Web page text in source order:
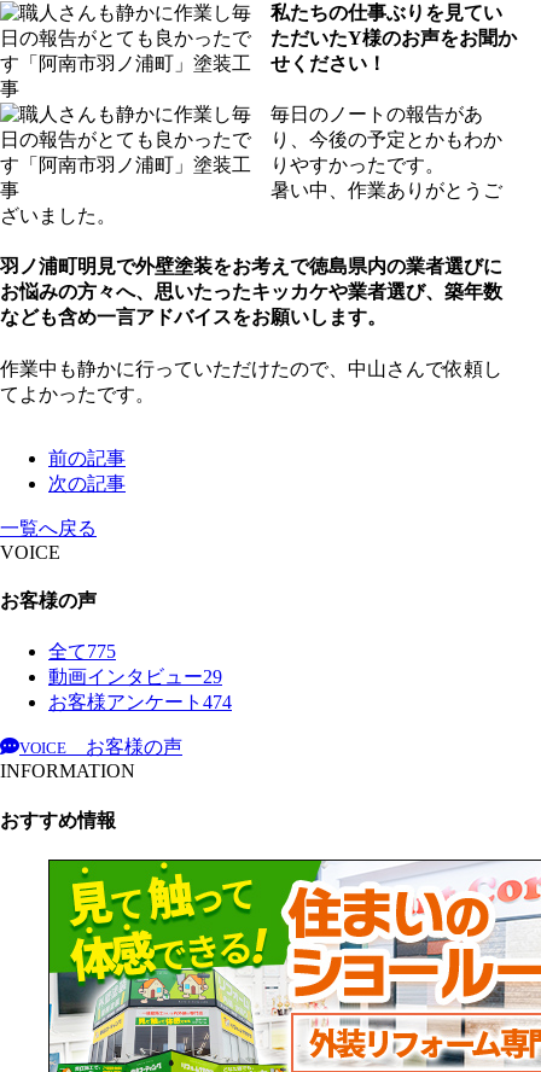
私たちの仕事ぶりを見てい
ただいたY様のお声をお聞か
せください！
毎日のノートの報告があ
り、今後の予定とかもわか
りやすかったです。
暑い中、作業ありがとうご
ざいました。
羽ノ浦町明見で外壁塗装をお考えで徳島県内の業者選びに
お悩みの方々へ、思いたったキッカケや業者選び、築年数
なども含め一言アドバイスをお願いします。
作業中も静かに行っていただけたので、中山さんで依頼し
てよかったです。
前の記事
次の記事
一覧へ戻る
VOICE
お客様の声
全て775
動画インタビュー29
お客様アンケート 474
VOICE
お客様の声
INFORMATION
おすすめ情報